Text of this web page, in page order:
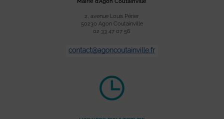
2, avenue Louis Périer
50230 Agon Coutainville
02 33 47 07 56